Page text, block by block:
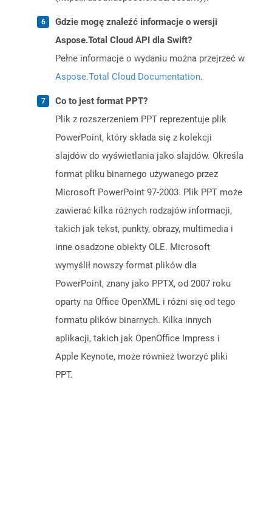
Gdzie mogę znaleźć informacje o wersji
Aspose.Total Cloud API dla Swift?
Pełne informacje o wydaniu można przejrzeć w
Aspose.Total Cloud Documentation.
Co to jest format PPT?
Plik z rozszerzeniem PPT reprezentuje plik
PowerPoint, który składa się z kolekcji
slajdów do wyświetlania jako slajdów. Określa
format pliku binarnego używanego przez
Microsoft PowerPoint 97-2003. Plik PPT może
zawierać kilka różnych rodzajów informacji,
takich jak tekst, punkty, obrazy, multimedia i
inne osadzone obiekty OLE. Microsoft
wymyślił nowszy format plików dla
PowerPoint, znany jako PPTX, od 2007 roku
oparty na Office OpenXML i różni się od tego
formatu plików binarnych. Kilka innych
aplikacji, takich jak OpenOffice Impress i
Apple Keynote, może również tworzyć pliki
PPT.